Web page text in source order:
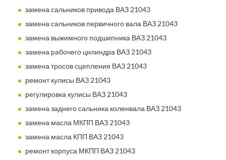
замена сальников привода ВАЗ 21043
замена сальников первичного вала ВАЗ 21043
замена выжимного подшипника ВАЗ 21043
замена рабочего цилиндра ВАЗ 21043
замена тросов сцепления ВАЗ 21043
ремонт кулисы ВАЗ 21043
регулировка кулисы ВАЗ 21043
замена заднего сальника коленвала ВАЗ 21043
замена масла МКПП ВАЗ 21043
замена масла КПП ВАЗ 21043
ремонт корпуса МКПП ВАЗ 21043